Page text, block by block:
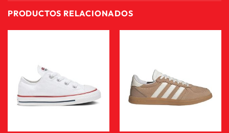
PRODUCTOS RELACIONADOS